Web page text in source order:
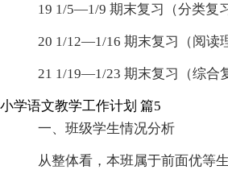
19 1/5—1/9 期末复习（分类复
20 1/12—1/16 期末复习（阅读
21 1/19—1/23 期末复习（综合
小学语文教学工作计划 篇5
一、班级学生情况分析
从整体看，本班属于前面优等